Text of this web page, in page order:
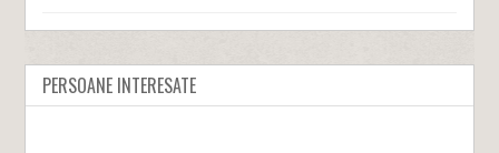
PERSOANE INTERESATE